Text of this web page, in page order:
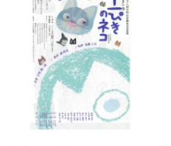
ント！！今世（いまよ）より二百
余年の歳月さかのぼる、むかしむ
か〜しの物語。鬼山さまと呼ばれ
る火の山の麓に「鬼の里」がござ
いました。が、ある日、江戸の町
から新しい風が吹き込んで来たか
らさ〜大